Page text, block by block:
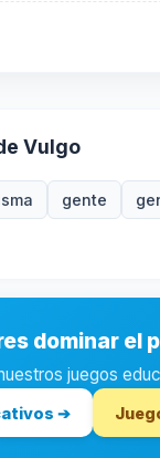
Vulgo
gente
dominar el
juegos
➔